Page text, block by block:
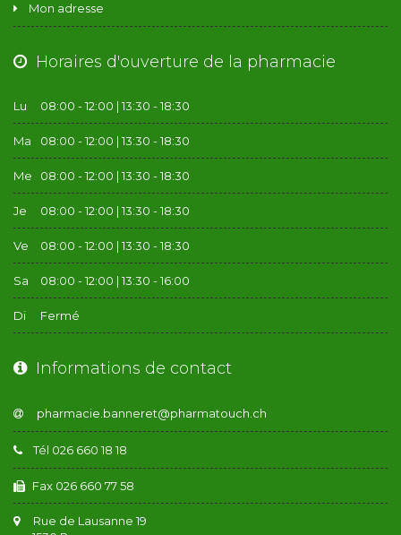
Mon adresse
Horaires d'ouverture de la pharmacie
Lu 08:00 - 12:00 | 13:30 - 18:30
Ma 08:00 - 12:00 | 13:30 - 18:30
Me 08:00 - 12:00 | 13:30 - 18:30
Je 08:00 - 12:00 | 13:30 - 18:30
Ve 08:00 - 12:00 | 13:30 - 18:30
Sa 08:00 - 12:00 | 13:30 - 16:00
Di Fermé
Informations de contact
Tél 026 660 18 18
Fax 026 660 77 58
Rue de Lausanne 19